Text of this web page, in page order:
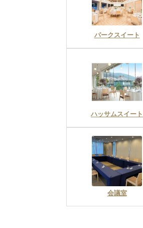
パークスイート
ハッサムスイート
会議室